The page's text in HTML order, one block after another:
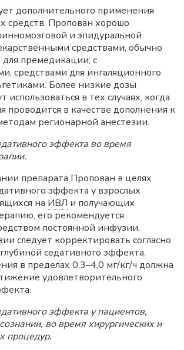
дополнительного применения
средств. Пропован хорошо
и эпидуральной
средствами, обычно
премедикации; с
средствами для ингаляционного
Более низкие дозы
использоваться в тех случаях, когда
проводится в качестве дополнения к
регионарной анестезии.
эффекта во время
препарата Пропован в целях
эффекта у взрослых
на ИВЛ и получающих
его рекомендуется
постоянной инфузии.
следует корректировать согласно
седативного эффекта.
в пределах 0,3–4,0 мг/кг/ч должна
удовлетворительного
эффекта у пациентов,
во время хирургических и
процедур.